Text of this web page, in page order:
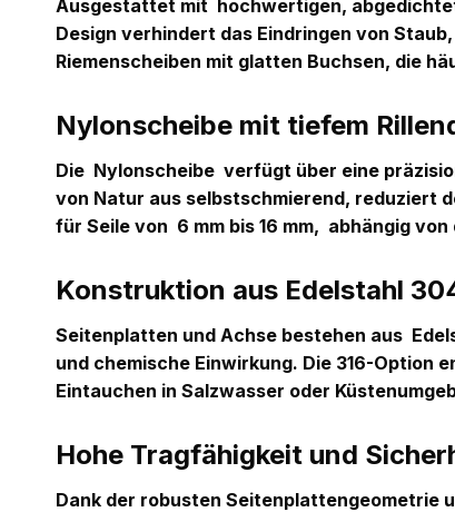
Ausgestattet mit hochwertigen,
Design verhindert das Eindringen von
Riemenscheiben mit glatten Buchsen, die
Nylonscheibe mit tiefem
Die Nylonscheibe verfügt über eine
von Natur aus selbstschmierend, reduziert
für Seile von 6 mm bis 16 mm, abhängig von
Konstruktion aus Edelstahl
Seitenplatten und Achse bestehen aus
und chemische Einwirkung. Die 316-
Eintauchen in Salzwasser oder
Hohe Tragfähigkeit und
Dank der robusten Seitenplattengeometrie